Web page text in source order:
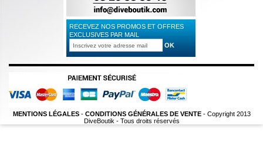
RECEVEZ NOS PROMOS ET OFFRES
EXCLUSIVES PAR MAIL
MENTIONS LÉGALES- CONDITIONS GÉNÉRALES DE VENTE- Copyright 2013
DiveBoutik - Tous droits réservés